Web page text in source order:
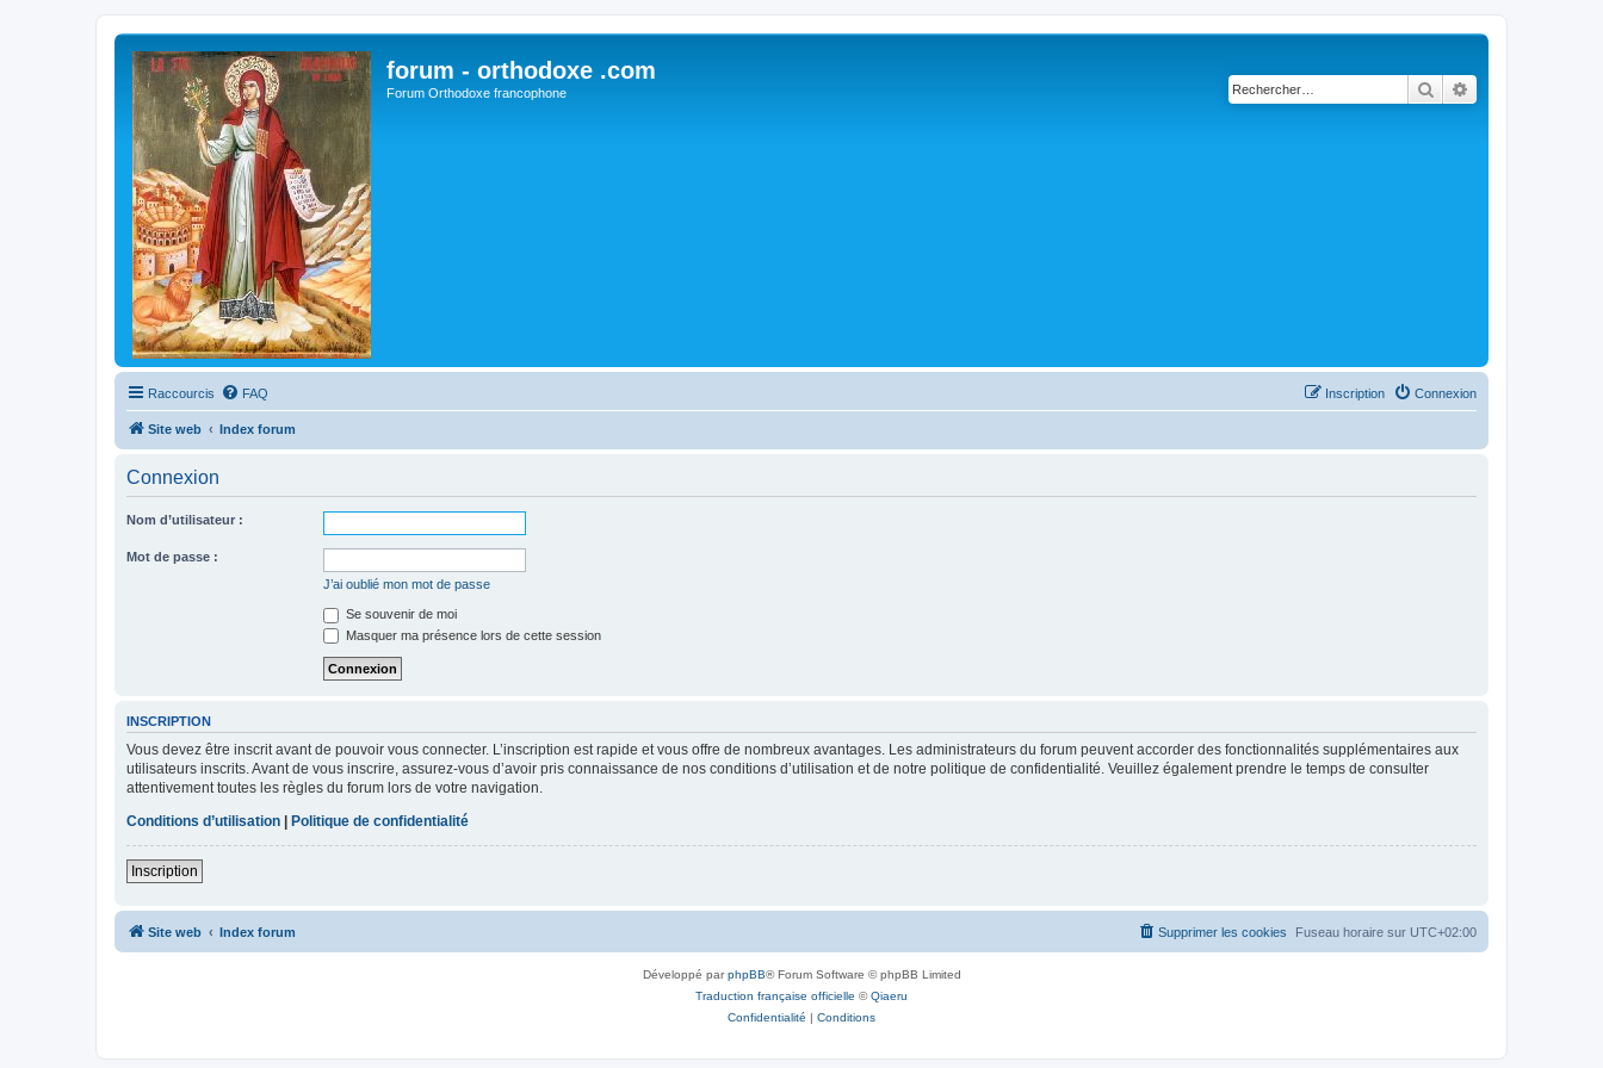
forum - orthodoxe .com
Forum Orthodoxe francophone Rechercher
Raccourcis FAQ Connexion
Inscription
Site web Index forum
Connexion
Nom d’utilisateur :
Mot de passe :
J’ai oublié mon mot de passe
Se souvenir de moi
Masquer ma présence lors de cette session
INSCRIPTION
Vous devez être inscrit avant de pouvoir vous connecter. L’inscription est rapide et vous offre de nombreux avantages. Les administrateurs du forum peuvent accorder des fonctionnalités supplémentaires aux
utilisateurs inscrits. Avant de vous inscrire, assurez-vous d’avoir pris connaissance de nos conditions d’utilisation et de notre politique de confidentialité. Veuillez également prendre le temps de consulter
attentivement toutes les règles du forum lors de votre navigation.
Conditions d’utilisation | Politique de confidentialité
Inscription
Site web Index forum Fuseau horaire sur UTC+02:00
Supprimer les cookies
Développé parphpBB® Forum Software © phpBB Limited
Traduction française officielle ©Qiaeru
Confidentialité | Conditions